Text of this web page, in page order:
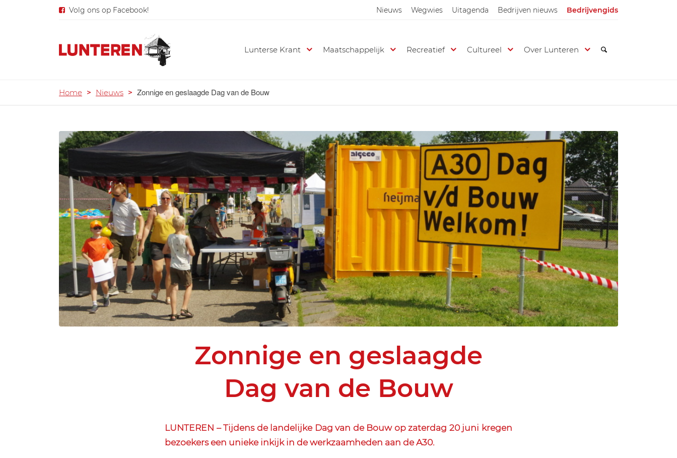
Nieuws Wegwies Uitagenda Bedrijven nieuws Bedrijvengids
Volg ons op Facebook!
Lunterse Krant Maatschappelijk Recreatief Cultureel Over Lunteren
Home > Nieuws > Zonnige en geslaagde Dag van de Bouw
Zonnige en geslaagde
Dag van de Bouw
LUNTEREN – Tijdens de landelijke Dag van de Bouw op zaterdag 20 juni kregen
bezoekers een unieke inkijk in de werkzaamheden aan de A30.